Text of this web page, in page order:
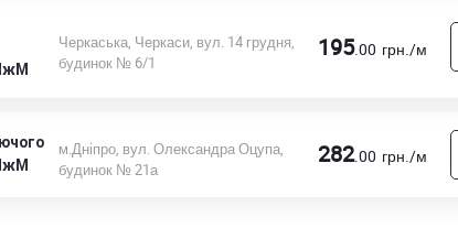
Черкаська, Черкаси, вул. 14 грудня,
будинок № 6/1
195.00 грн./м
м.Дніпро, вул. Олександра Оцупа,
будинок № 21а
282.00 грн./м